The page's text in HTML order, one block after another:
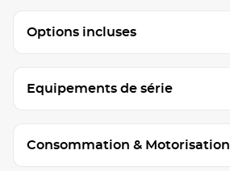
Options incluses
Equipements de série
Consommation & Motorisation